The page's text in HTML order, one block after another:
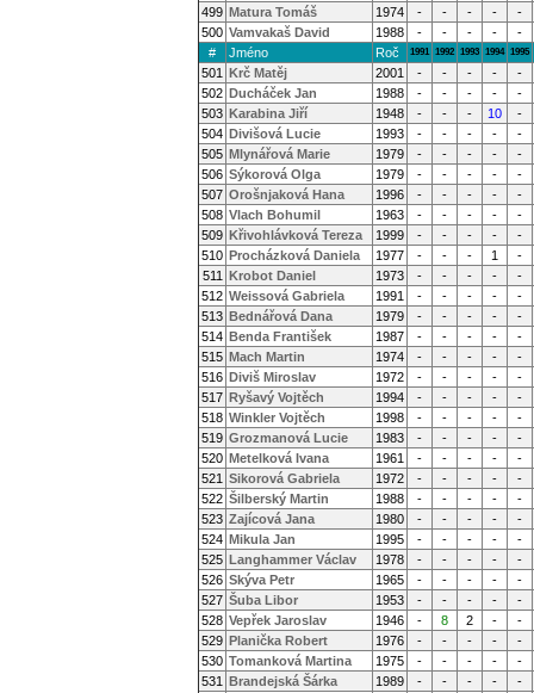
499 Matura Tomáš 1974 - - - -
-
500 Vamvakaš David 1988 - - - -
-
#
Jméno Roč 1991 1992 1993 1994 1995
501 Krč Matěj 2001 - - - -
-
502 Ducháček Jan 1988 - - - -
-
503 Karabina Jiří 1948 - - - 10
-
504 Divišová Lucie 1993 - - - -
-
505 Mlynářová Marie 1979 - - - -
-
506 Sýkorová Olga 1979 - - - -
-
507 Orošnjaková Hana 1996 - - - -
-
508 Vlach Bohumil 1963 - - - -
-
509 Křivohlávková Tereza 1999 - - - -
-
510 Procházková Daniela 1977 - - - 1
-
511 Krobot Daniel 1973 - - - -
-
512 Weissová Gabriela 1991 - - - -
-
513 Bednářová Dana 1979 - - - -
-
514 Benda František 1987 - - - -
-
515 Mach Martin 1974 - - - -
-
516 Diviš Miroslav 1972 - - - -
-
517 Ryšavý Vojtěch 1994 - - - -
-
518 Winkler Vojtěch 1998 - - - -
-
519 Grozmanová Lucie 1983 - - - -
-
520 Metelková Ivana 1961 - - - -
-
521 Sikorová Gabriela 1972 - - - -
-
522 Šilberský Martin 1988 - - - -
-
523 Zajícová Jana 1980 - - - -
-
524 Mikula Jan 1995 - - - -
-
525 Langhammer Václav 1978 - - - -
-
526 Skýva Petr 1965 - - - -
-
527 Šuba Libor 1953 - - - -
-
528 Vepřek Jaroslav 1946 - 8 2 -
-
529 Planička Robert 1976 - - - -
-
530 Tomanková Martina 1975 - - - -
-
531 Brandejská Šárka 1989 - - - -
-